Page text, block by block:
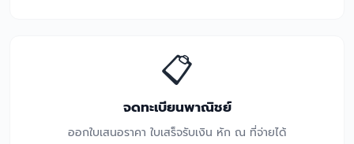
📋
จดทะเบียนพาณิชย์
ออกใบเสนอราคา ใบเสร็จรับเงิน หัก ณ ที่จ่ายได้